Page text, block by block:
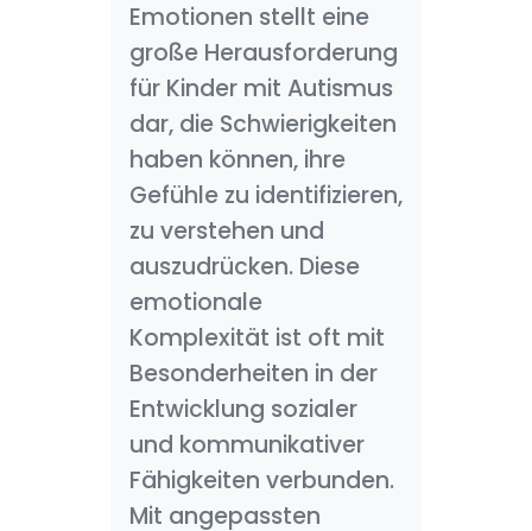
Emotionen stellt eine
große Herausforderung
für Kinder mit Autismus
dar, die Schwierigkeiten
haben können, ihre
Gefühle zu identifizieren,
zu verstehen und
auszudrücken. Diese
emotionale
Komplexität ist oft mit
Besonderheiten in der
Entwicklung sozialer
und kommunikativer
Fähigkeiten verbunden.
Mit angepassten